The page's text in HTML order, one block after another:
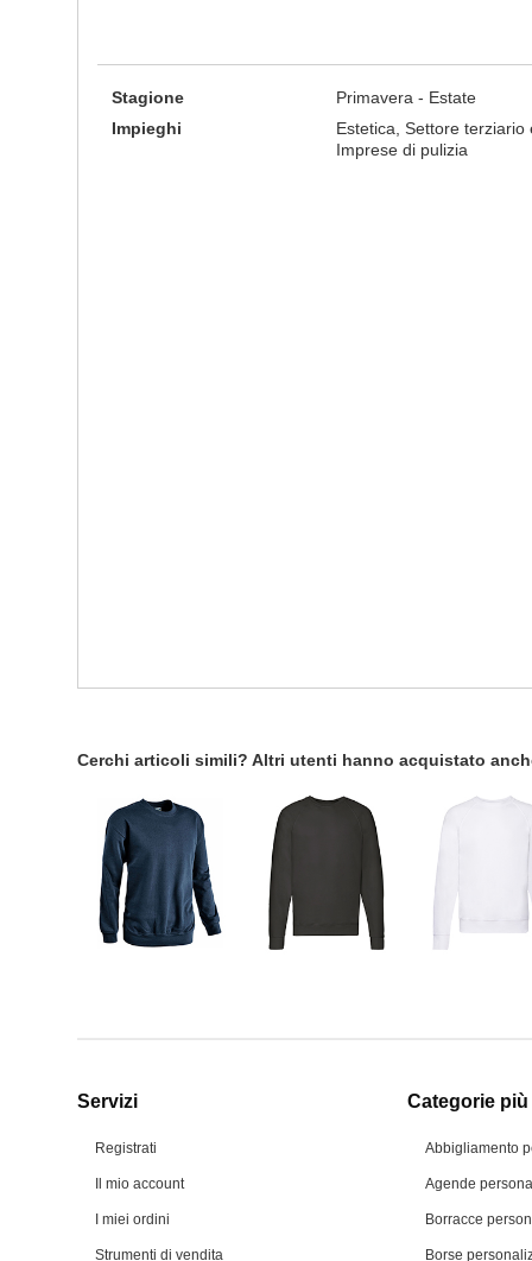
Stagione
Primavera - Estate
Impieghi
Estetica, Settore terziario
Imprese di pulizia
Cerchi articoli simili? Altri utenti hanno acquistato
Servizi
Registrati
Il mio account
I miei ordini
Strumenti di vendita
Categorie
Abbigliamento
Agende
Borracce
Borse